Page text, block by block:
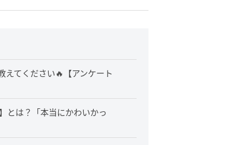
えてください🔥【アンケート
とは？「本当にかわいかっ